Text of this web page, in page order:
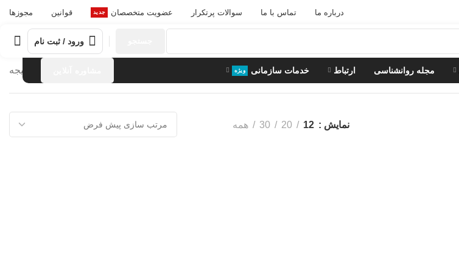
درباره ما تماس با ما سوالات پرتکرار عضویت متخصصان جدید قوانین مجوزها
ورود / ثبت نام 0
مجله روانشناسی ارتباط خدمات سازمانی ویژه نمایش یک نتیجه
نمایش 12
20
30 همه